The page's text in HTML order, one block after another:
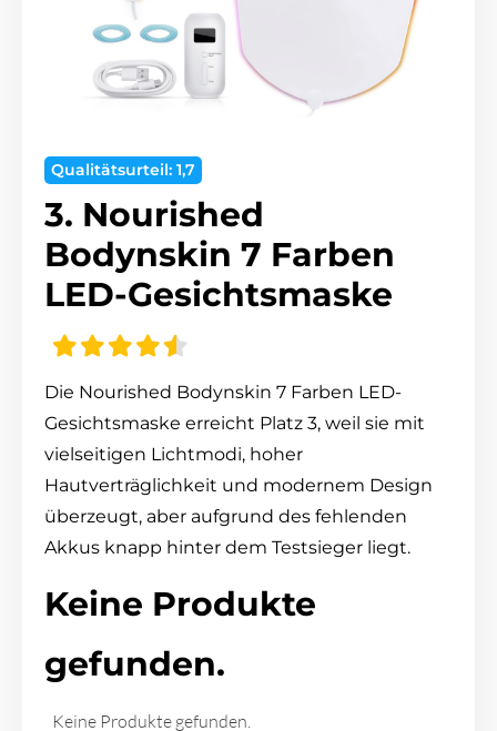
Qualitätsurteil: 1,7
3. Nourished
Bodynskin 7 Farben
LED-Gesichtsmaske
Die Nourished Bodynskin 7 Farben LED-
Gesichtsmaske erreicht Platz 3, weil sie mit
vielseitigen Lichtmodi, hoher
Hautverträglichkeit und modernem Design
überzeugt, aber aufgrund des fehlenden
Akkus knapp hinter dem Testsieger liegt.
Keine Produkte
gefunden.
Keine Produkte gefunden.